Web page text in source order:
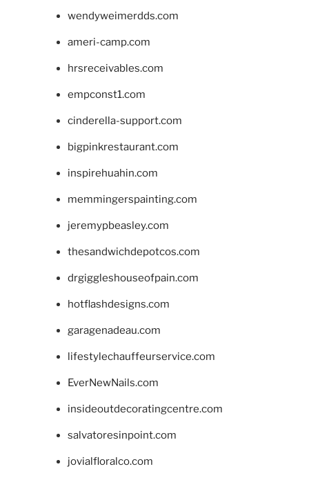
wendyweimerdds.com
ameri-camp.com
hrsreceivables.com
empconst1.com
cinderella-support.com
bigpinkrestaurant.com
inspirehuahin.com
memmingerspainting.com
jeremypbeasley.com
thesandwichdepotcos.com
drgiggleshouseofpain.com
hotflashdesigns.com
garagenadeau.com
lifestylechauffeurservice.com
EverNewNails.com
insideoutdecoratingcentre.com
salvatoresinpoint.com
jovialfloralco.com